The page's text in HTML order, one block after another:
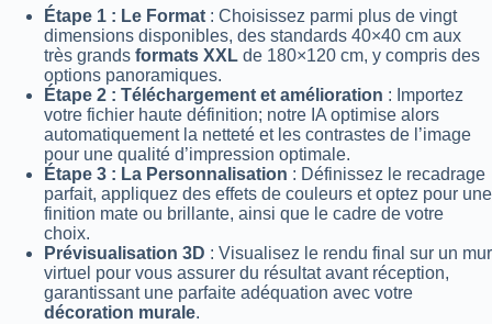
Étape 1 : Le Format : Choisissez parmi plus de vingt
dimensions disponibles, des standards 40×40 cm aux
très grands formats XXL de 180×120 cm, y compris des
options panoramiques.
Étape 2 : Téléchargement et amélioration : Importez
votre fichier haute définition; notre IA optimise alors
automatiquement la netteté et les contrastes de l’image
pour une qualité d’impression optimale.
Étape 3 : La Personnalisation : Définissez le recadrage
parfait, appliquez des effets de couleurs et optez pour une
finition mate ou brillante, ainsi que le cadre de votre
choix.
Prévisualisation 3D : Visualisez le rendu final sur un mur
virtuel pour vous assurer du résultat avant réception,
garantissant une parfaite adéquation avec votre
décoration murale.